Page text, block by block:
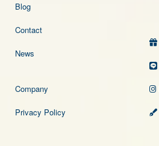
Blog
Contact
News
Company
Privacy Policy